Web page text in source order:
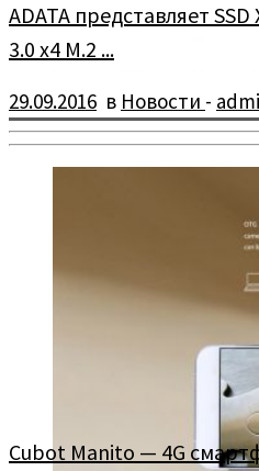
3D NAND и высокая
стандарт производительности
ADATA представляет SSD
3.0 x4 M.2 ...
29.09.2016 в Новости -
Cubot Manito — 4G